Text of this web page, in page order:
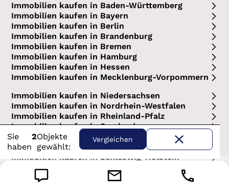
Sie
haben
2Objekte
gewählt:
Vergleichen
Immobilien kaufen in Baden-Württemberg
Immobilien kaufen in Bayern
Immobilien kaufen in Berlin
Immobilien kaufen in Brandenburg
Immobilien kaufen in Bremen
Immobilien kaufen in Hamburg
Immobilien kaufen in Hessen
Immobilien kaufen in Mecklenburg-Vorpommern
Immobilien kaufen in Niedersachsen
Immobilien kaufen in Nordrhein-Westfalen
Immobilien kaufen in Rheinland-Pfalz
Immobilien kaufen in Saarland
Immobilien kaufen in Sachsen
Immobilien kaufen in Sachsen-Anhalt
Immobilien kaufen in Schleswig-Holstein
Immobilien kaufen in Thüringen